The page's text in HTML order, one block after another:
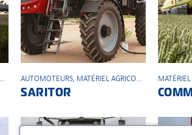
PULVÉRISATEUR
AUTOMOTEURS, MATÉRIEL AGRICOLE
SARITOR